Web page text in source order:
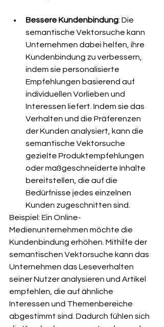
Bessere Kundenbindung: Die
semantische Vektorsuche kann
Unternehmen dabei helfen, ihre
Kundenbindung zu verbessern,
indem sie personalisierte
Empfehlungen basierend auf
individuellen Vorlieben und
Interessen liefert. Indem sie das
Verhalten und die Präferenzen
der Kunden analysiert, kann die
semantische Vektorsuche
gezielte Produktempfehlungen
oder maßgeschneiderte Inhalte
bereitstellen, die auf die
Bedürfnisse jedes einzelnen
Kunden zugeschnitten sind.
Beispiel: Ein Online-
Medienunternehmen möchte die
Kundenbindung erhöhen. Mithilfe der
semantischen Vektorsuche kann das
Unternehmen das Leseverhalten
seiner Nutzer analysieren und Artikel
empfehlen, die auf ähnliche
Interessen und Themenbereiche
abgestimmt sind. Dadurch fühlen sich